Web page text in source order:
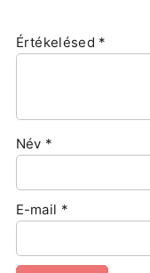
Értékelésed *
Név *
E-mail *